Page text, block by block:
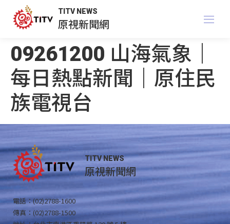
TITV NEWS
原視新聞網
09261200 山海氣象｜
每日熱點新聞｜原住民
族電視台
TITV NEWS
原視新聞網
電話：(02)2788-1600
傳真：(02)2788-1500